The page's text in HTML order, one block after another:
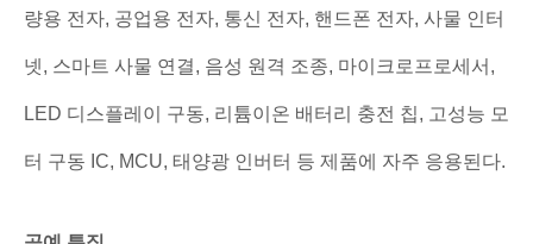
량용 전자, 공업용 전자, 통신 전자, 핸드폰 전자, 사물 인터
넷, 스마트 사물 연결, 음성 원격 조종, 마이크로프로세서,
LED 디스플레이 구동, 리튬이온 배터리 충전 칩, 고성능 모
터 구동 IC, MCU, 태양광 인버터 등 제품에 자주 응용된다.